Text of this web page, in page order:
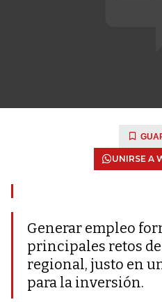
UNIRSE A
Generar empleo
principales retos
regional, justo en
para la inversión.